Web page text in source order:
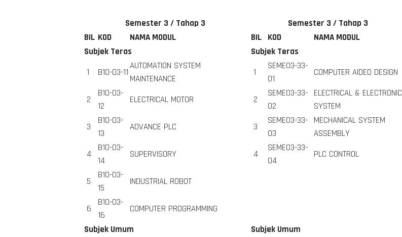
Semester 3 / Tahap 3
Semester 3 / Tahap 3
BIL KOD NAMA MODUL BIL KOD
NAMA MODUL
Subjek Teras
Subjek Teras
1
B10-03-11
AUTOMATION SYSTEM
MAINTENANCE
1
SEME03-33-
01
COMPUTER AIDED DESIGN
2
B10-03-
12
ELECTRICAL MOTOR 2
SEME03-33-
02
ELECTRICAL & ELECTRONIC
SYSTEM
3
B10-03-
13
ADVANCE PLC 3
SEME03-33-
03
MECHANICAL SYSTEM
ASSEMBLY
4
B10-03-
14
SUPERVISORY 4
SEME03-33-
04
PLC CONTROL
5
B10-03-
15
INDUSTRIAL ROBOT
6
B10-03-
16
COMPUTER PROGRAMMING
Subjek Umum
Subjek Umum